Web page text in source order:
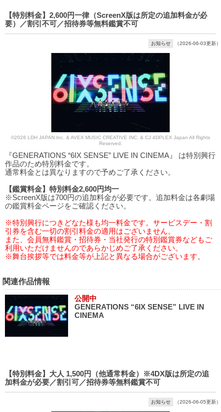
【特別料金】2,600円一律（ScreenX版は所定の追加料金が必
要）／割引不可／招待券等無料鑑賞不可
お知らせ （2026-06-03更新）
©2026 LDH JAPAN Inc. & AVEX MUSIC CREATIVE INC. & CJ 4DPLEX Japan All Rights
Reserved.
『GENERATIONS “6IX SENSE” LIVE IN CINEMA』 は特別興行
作品のため特別料金です。
通常料金とは異なりますので予めご了承ください。
【鑑賞料金】特別料金2,600円均一
※ScreenX版は700円の追加料金が必要です。追加料金は各劇場
の鑑賞料金ページをご確認ください。
※特別興行につきどなた様も均一料金です。サービスデー・割
引券を含む一切の割引料金の適用はございません。
また、会員無料鑑賞・招待券・当社発行の特別鑑賞券などもご
利用いただけませんのであらかじめご了承ください。
※舞台挨拶等では料金等が上記と異なる場合がございます。
関連作品情報
公開中
GENERATIONS “6IX SENSE” LIVE IN
CINEMA
【特別料金】大人 1,500円（他通常料金）※4DX版は所定の追
加料金が必要／割引可／招待券等無料鑑賞不可
お知らせ （2026-06-05更新）